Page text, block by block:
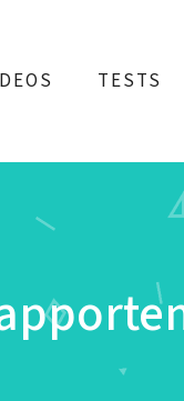
TESTS